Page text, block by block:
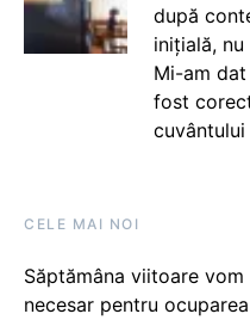
după
inițială,
Mi-am dat
fost
cuvântului
CELE MAI NOI
Săptămâna viitoare
necesar pentru